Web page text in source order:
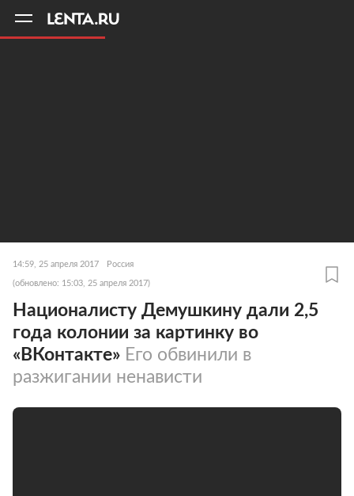
14:59, 25 апреля 2017 Россия
(обновлено: 15:03, 25 апреля 2017)
Националисту Демушкину дали 2,5
года колонии за картинку во
«ВКонтакте» Его обвинили в
разжигании ненависти